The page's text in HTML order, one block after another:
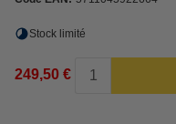
Stock limité
249,50 €